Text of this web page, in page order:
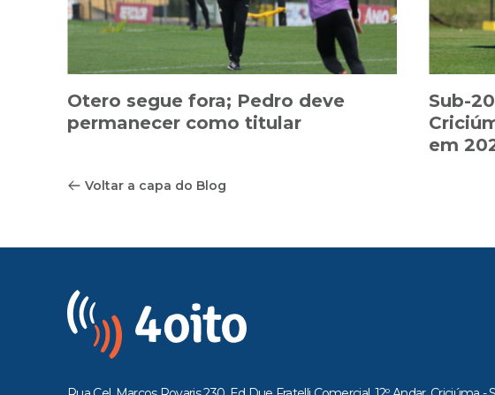
Otero segue fora; Pedro deve
permanecer como titular
Sub-
em
Voltar a capa do Blog